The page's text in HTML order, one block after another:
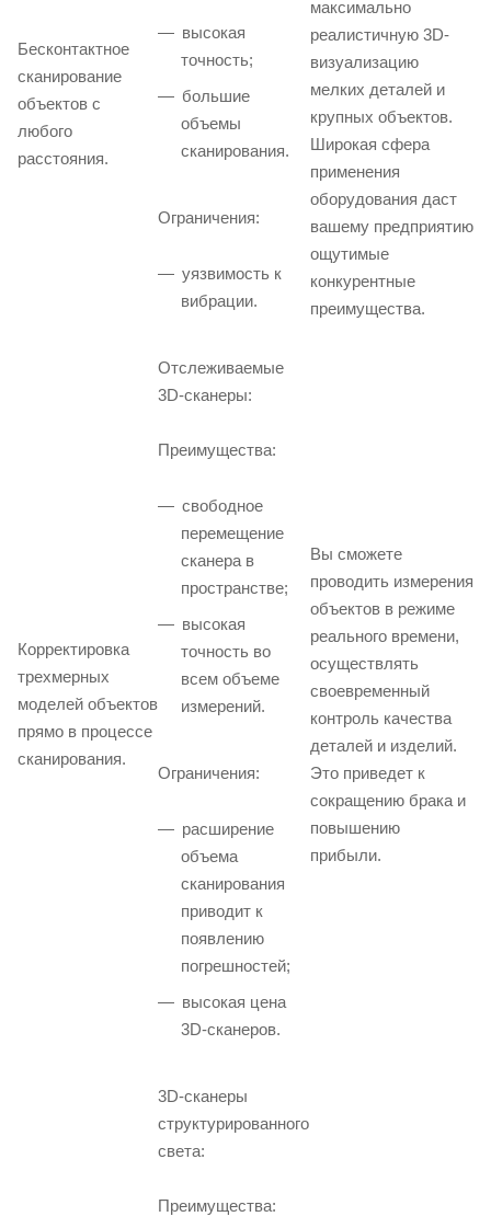
Бесконтактное
сканирование
объектов с
любого
расстояния.
высокая
точность;
большие
объемы
сканирования.
Ограничения:
уязвимость к
вибрации.
максимально
реалистичную 3D-
визуализацию
мелких деталей и
крупных объектов.
Широкая сфера
применения
оборудования даст
вашему предприятию
ощутимые
конкурентные
преимущества.
Корректировка
трехмерных
моделей объектов
прямо в процессе
сканирования.
Отслеживаемые
3D-сканеры:
Преимущества:
свободное
перемещение
сканера в
пространстве;
высокая
точность во
всем объеме
измерений.
Ограничения:
расширение
объема
сканирования
приводит к
появлению
погрешностей;
высокая цена
3D-сканеров.
Вы сможете
проводить измерения
объектов в режиме
реального времени,
осуществлять
своевременный
контроль качества
деталей и изделий.
Это приведет к
сокращению брака и
повышению
прибыли.
3D-сканеры
структурированного
света:
Преимущества: